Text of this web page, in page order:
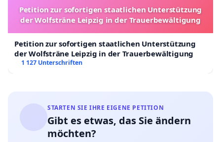
Petition zur sofortigen staatlichen Unterstützung
der Wolfsträne Leipzig in der Trauerbewältigung
Petition zur sofortigen staatlichen Unterstützung
der Wolfsträne Leipzig in der Trauerbewältigung
1 127 Unterschriften
STARTEN SIE IHRE EIGENE PETITION
Gibt es etwas, das Sie ändern
möchten?